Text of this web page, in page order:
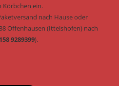
Körbchen ein.
nach Hause oder
Offenhausen (Ittelshofen) nach
9289399).